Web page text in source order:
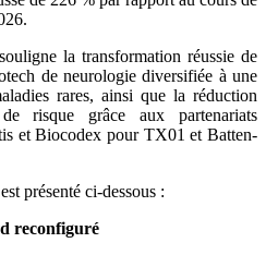
la transformation réussie de
de neurologie diversifiée à une
rares, ainsi que la réduction
risque grâce aux partenariats
et Biocodex pour TX01 et Batten-
présenté ci-dessous :
reconfiguré